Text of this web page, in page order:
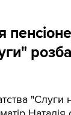
"Слуги